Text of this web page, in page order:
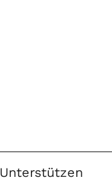
Unterstützen